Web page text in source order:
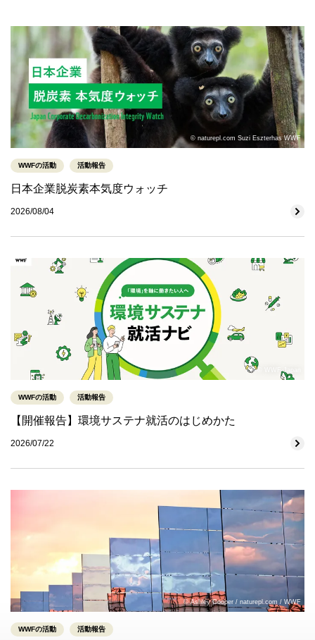
© naturepl.com Suzi Eszterhas WWF
WWFの活動 活動報告
日本企業脱炭素本気度ウォッチ
2026/08/04
© WWF-Japan
WWFの活動 活動報告
【開催報告】環境サステナ就活のはじめかた
2026/07/22
© Ashley Cooper / naturepl.com / WWF
WWFの活動 活動報告